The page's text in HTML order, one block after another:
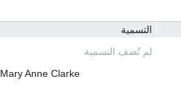
التسمية
لم تُضف التسمية
Mary Anne Clarke